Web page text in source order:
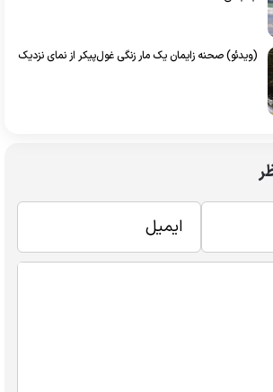
(ویدئو) صحنه زایمان یک مار زنگی غول‌پیکر از نمای نزدیک